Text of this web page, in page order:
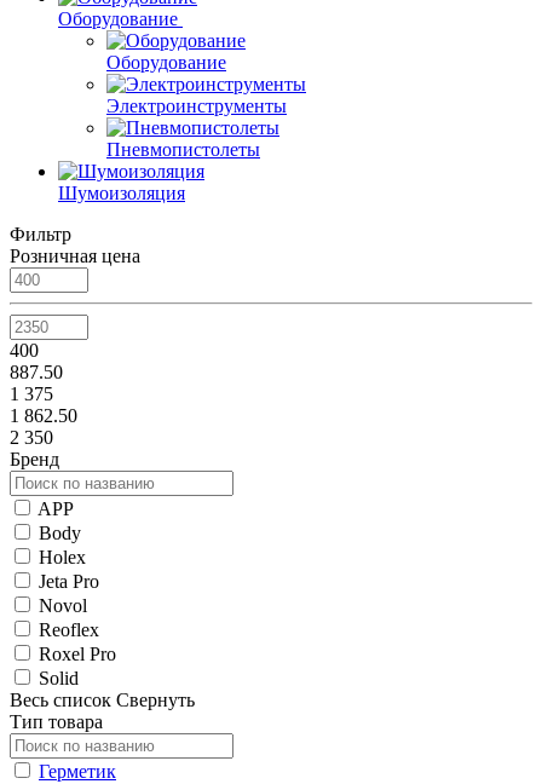
Оборудование
Оборудование
Электроинструменты
Пневмопистолеты
Шумоизоляция
Фильтр
Розничная цена
400
887.50
1 375
1 862.50
2 350
Бренд
APP
Body
Holex
Jeta Pro
Novol
Reoflex
Roxel Pro
Solid
Весь список Свернуть
Тип товара
Герметик